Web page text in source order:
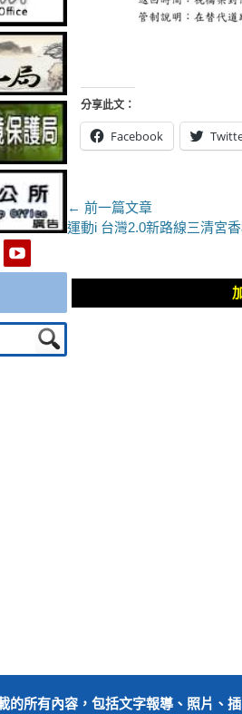
分享此文：
Facebook
文
章
導
覽
← 前一篇文章
上
章：
運動i 台灣2.0新路線三清宮
YouTube
的所有內容，包括文字報導、照片